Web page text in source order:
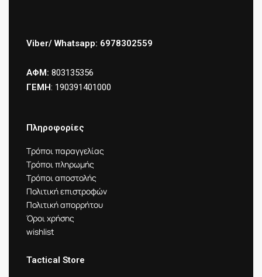
Viber/ Whatsapp: 6978302559
ΑΦΜ: 803135356
ΓΕΜΗ: 190391401000
Πληροφορίες
Τρόποι παραγγελίας
Τρόποι πληρωμής
Τρόποι αποστολής
Πολιτική επιστροφών
Πολιτική απορρήτου
Όροι χρήσης
wishlist
Tactical Store